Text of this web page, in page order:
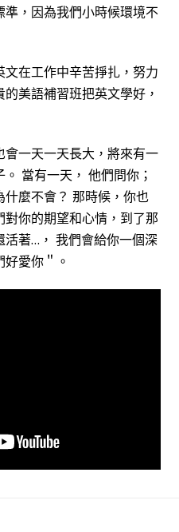
，因為我們小時候環境不
在工作中辛苦掙扎，努力
美語補習班把英文學好，
一天一天長大，將來有一
當有一天， 他們問你；
麼不會？ 那時候，你也
你的期望和心情，到了那
活著…， 我們會給你一個深
愛你＂。